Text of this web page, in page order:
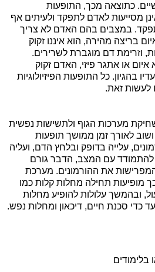
כתוצאה מכך, התופעות
מסייעות לאדם לתפקד ולעיתים אף
במצבים בהם האדם לא צריך
בריצה מהירה, הוא איננו זקוק
וזרימת דם מוגברת לשרירים.
או אתגר פיזי, האדם זקוק
בהגיון. כל התופעות הפיזיולוגיות
לעשות זאת.
מערכות הגוף ולתשישות נפשית
לאורך זמן ממושך תופעות
עלייה בדופק ובלחץ הדם, ועליה
להתמודד עם המצב, הדבר גורם
את ההורמונים. מערכת
מופיעות תחילה מחלות קלות כמו
ובהמשך עלולות להופיע מחלות
כדי סכנת חיים, דיכאון ומחלות נפש.
בלימודים